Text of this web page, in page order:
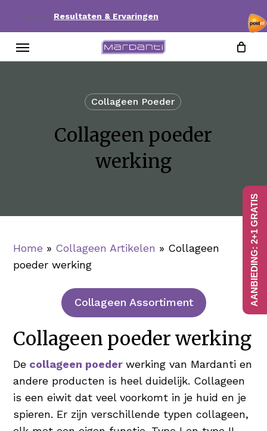
main
⭐⭐⭐⭐⭐ Resultaten & Ervaringen
Collageen Poeder
Collageen poeder
werking
Home » Collageen Artikelen » Collageen
poeder werking
Collageen Assortiment
Collageen poeder werking
De collageen poeder werking van Mardanti en
andere producten is heel duidelijk. Collageen
is een eiwit dat veel voorkomt in je huid en je
spieren. Er zijn verschillende typen collageen,
AANBIEDING: 2+1 GRATIS